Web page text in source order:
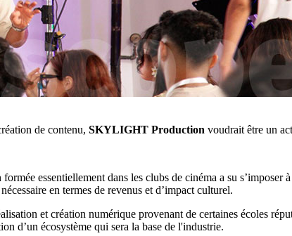
de contenu, SKYLIGHT Production voudrait être un
essentiellement dans les clubs de cinéma a su s’imposer
en termes de revenus et d’impact culturel.
et création numérique provenant de certaines écoles
d’un écosystème qui sera la base de l'industrie.